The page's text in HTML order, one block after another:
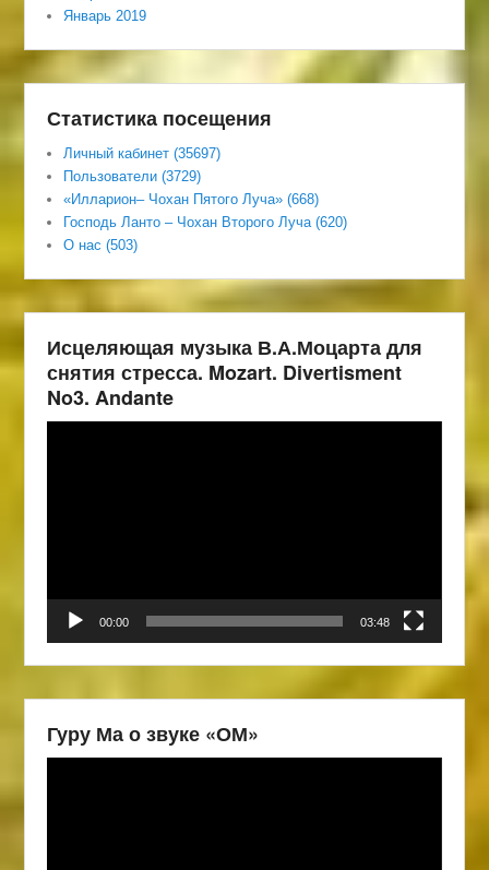
Январь 2019
Статистика посещения
Личный кабинет (35697)
Пользователи (3729)
«Илларион– Чохан Пятого Луча» (668)
Господь Ланто – Чохан Второго Луча (620)
О нас (503)
Исцеляющая музыка В.А.Моцарта для
снятия стресса. Mozart. Divertisment
No3. Andante
00:00 03:48
Гуру Ма о звуке «ОМ»